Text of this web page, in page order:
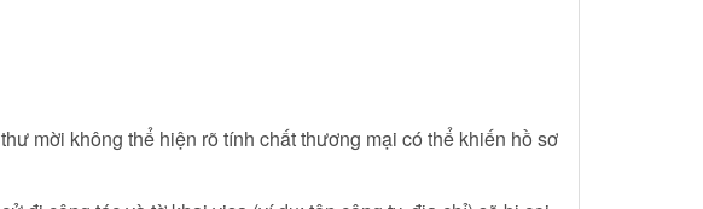
mời không thể hiện rõ tính chất thương mại có thể khiến hồ sơ